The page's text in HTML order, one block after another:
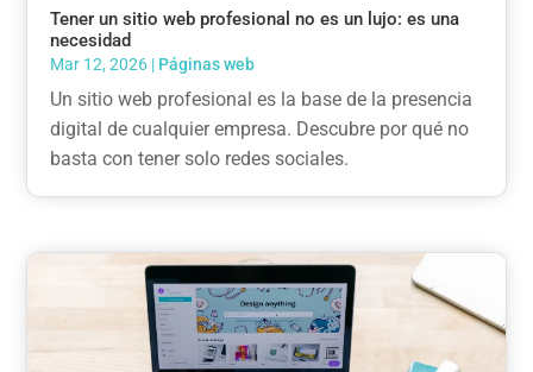
Tener un sitio web profesional no es un lujo: es una
necesidad
Mar 12, 2026 | Páginas web
Un sitio web profesional es la base de la presencia
digital de cualquier empresa. Descubre por qué no
basta con tener solo redes sociales.